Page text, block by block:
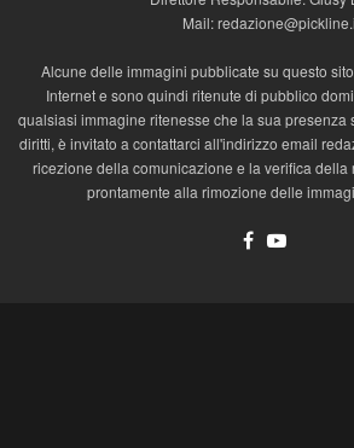
Mail:
Alcune delle immagini pubblicate su questo
Internet e sono quindi ritenute di pubblico
qualsiasi immagine ritenesse che la sua presenza
diritti, è invitato a contattarci all'indirizzo email
ricezione della comunicazione e la verifica della
prontamente alla rimozione delle